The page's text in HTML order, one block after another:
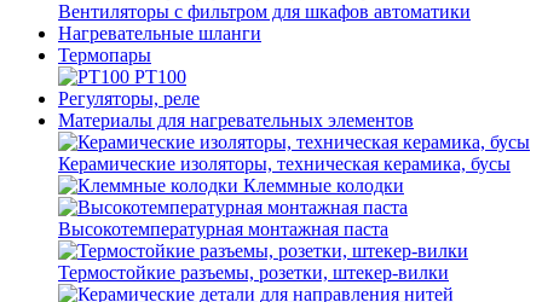
Вентиляторы с фильтром для шкафов автоматики
Нагревательные шланги
Термопары
PT100
Регуляторы, реле
Материалы для нагревательных элементов
Керамические изоляторы, техническая керамика, бусы
Клеммные колодки
Высокотемпературная монтажная паста
Термостойкие разъемы, розетки, штекер-вилки